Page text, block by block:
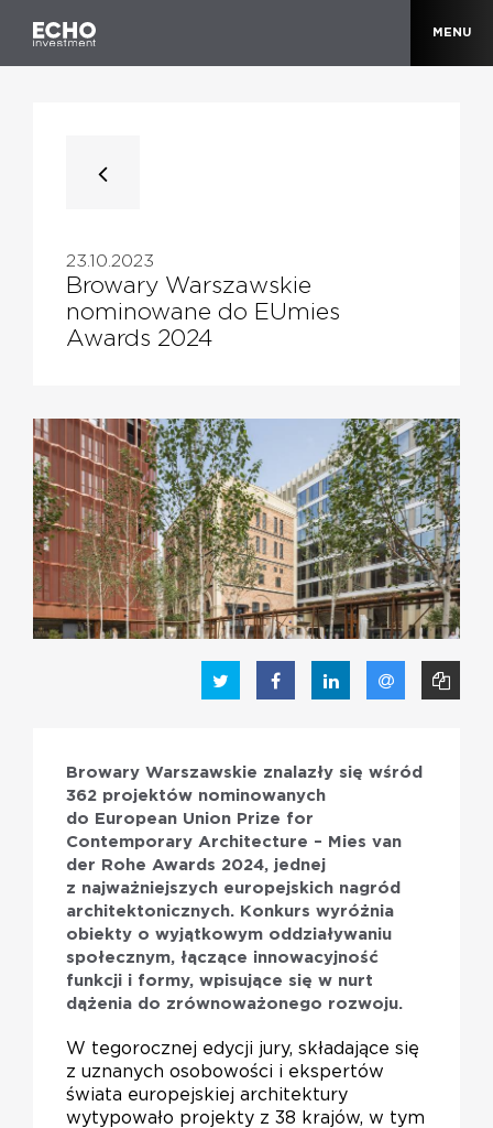
MENU
23.10.2023
Browary Warszawskie
nominowane do EUmies
Awards 2024
Browary Warszawskie znalazły się wśród
362 projektów nominowanych
do European Union Prize for
Contemporary Architecture – Mies van
der Rohe Awards 2024, jednej
z najważniejszych europejskich nagród
architektonicznych. Konkurs wyróżnia
obiekty o wyjątkowym oddziaływaniu
społecznym, łączące innowacyjność
funkcji i formy, wpisujące się w nurt
dążenia do zrównoważonego rozwoju.
W tegorocznej edycji jury, składające się
z uznanych osobowości i ekspertów
świata europejskiej architektury
wytypowało projekty z 38 krajów, w tym